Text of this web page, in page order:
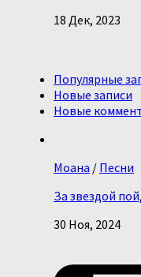
18 Дек, 2023
Популярные
Новые записи
Новые
Моана / Песни
За звездой
30 Ноя, 2024